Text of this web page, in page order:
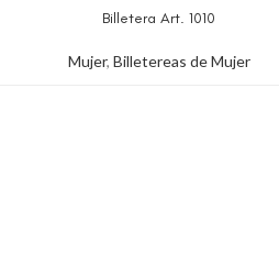
Billetera Art. 1010
Mujer, Billetereas de Mujer